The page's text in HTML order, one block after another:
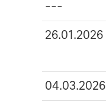
---
26.01.2026
04.03.2026